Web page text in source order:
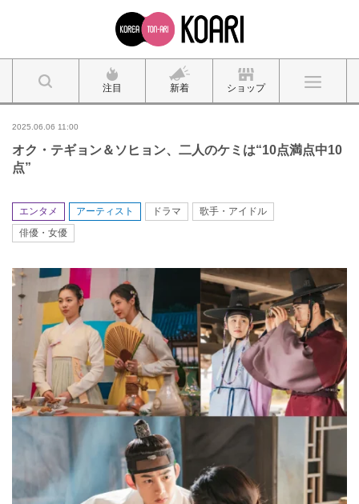
注目 新着 ショップ
2025.06.06 11:00
オク・テギョン＆ソヒョン、二人のケミは“10点満点中10
点”
エンタメ アーティスト ドラマ
歌手・アイドル
俳優・女優